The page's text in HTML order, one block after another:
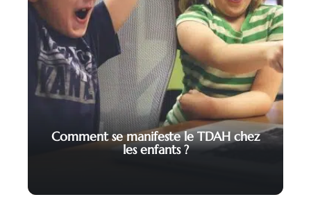
Comment se manifeste le TDAH chez
les enfants ?